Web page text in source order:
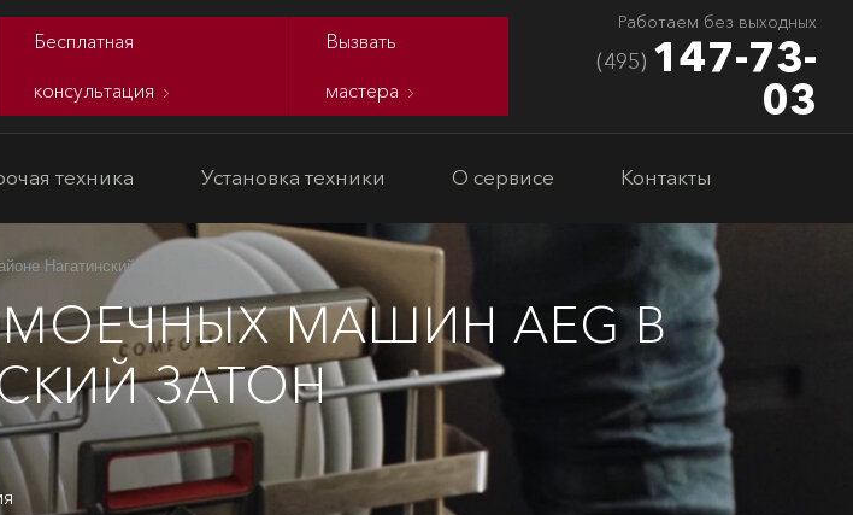
Бесплатная
консультация
Вызвать
мастера
Работаем без выходных
(495) 147-73-
03
техника Установка техники О сервисе Контакты
Нагатинский затон
МАШИН AEG В
ЗАТОН